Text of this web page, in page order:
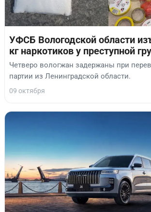
УФСБ Вологодской области
кг наркотиков у преступной
Четверо вологжан задержаны при
партии из Ленинградской области.
09 октября